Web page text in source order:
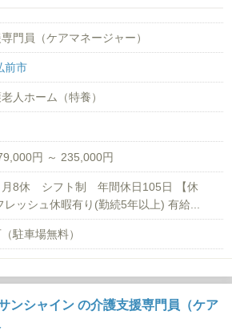
門員（ケアマネージャー）
前市
人ホーム（特養）
円 ～ 235,000円
月8休 シフト制 年間休日105日 【休
レッシュ休暇有り(勤続5年以上) 有給...
駐車場無料）
ンシャイン の介護支援専門員（ケア